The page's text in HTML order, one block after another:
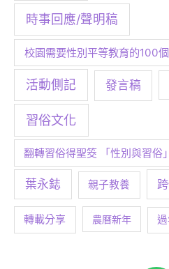
時事回應/聲明稿
校園需要性別平等教育的100
活動側記 發言稿
習俗文化
翻轉習俗得聖筊 「性別與習俗
葉永鋕 親子教養
轉載分享 農曆新年